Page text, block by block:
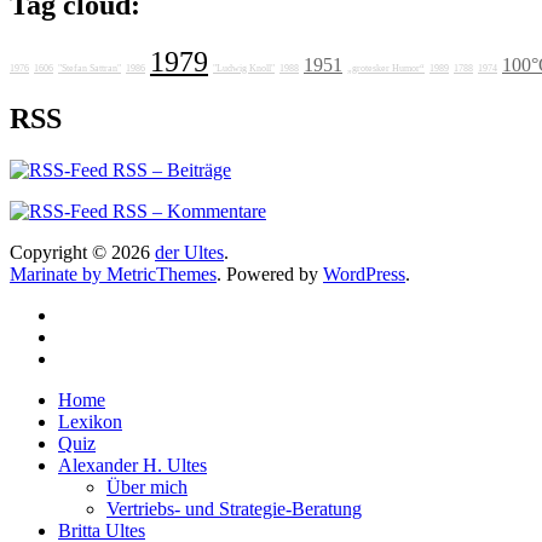
1976 1606 "Stefan Sattran" 1986 1979 "Ludwig Knoll" 1988 1951 „grotesker Humor“ 1989 1788 1974
RSS
RSS – Beiträge
RSS – Kommentare
Copyright © 2026 der Ultes.
Marinate by MetricThemes. Powered by WordPress.
Home
Lexikon
Quiz
Alexander H. Ultes
Über mich
Vertriebs- und Strategie-Beratung
Britta Ultes